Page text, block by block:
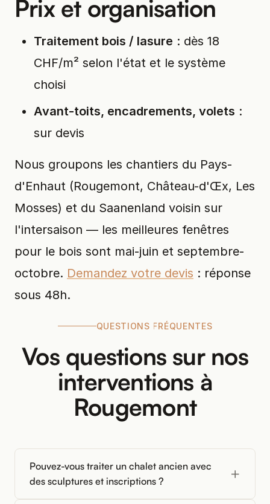
Prix et organisation
Traitement bois / lasure : dès 18
CHF/m² selon l'état et le système
choisi
Avant-toits, encadrements, volets :
sur devis
Nous groupons les chantiers du Pays-
d'Enhaut (Rougemont, Château-d'Œx, Les
Mosses) et du Saanenland voisin sur
l'intersaison — les meilleures fenêtres
pour le bois sont mai-juin et septembre-
octobre. Demandez votre devis : réponse
sous 48h.
QUESTIONS FRÉQUENTES
Vos questions sur nos
interventions à
Rougemont
Pouvez-vous traiter un chalet ancien avec
des sculptures et inscriptions ?